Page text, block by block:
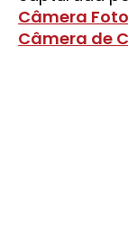
Câmera
Câmera de